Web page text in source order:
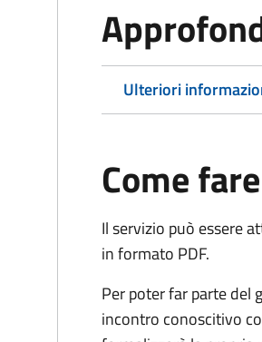
Ulteriori
Come fare
Il servizio può essere
in formato PDF.
Per poter far parte del
incontro conoscitivo